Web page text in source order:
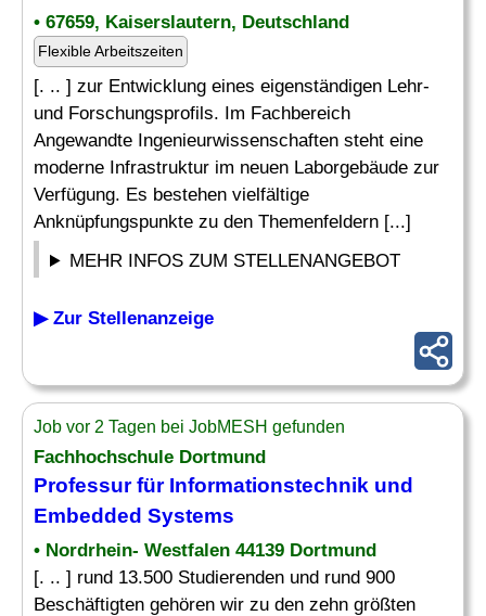
• 67659, Kaiserslautern, Deutschland
Flexible Arbeitszeiten
[. .. ] zur Entwicklung eines eigenständigen Lehr-
und Forschungsprofils. Im Fachbereich
Angewandte Ingenieurwissenschaften steht eine
moderne Infrastruktur im neuen Laborgebäude zur
Verfügung. Es bestehen vielfältige
Anknüpfungspunkte zu den Themenfeldern [...]
MEHR INFOS ZUM STELLENANGEBOT
▶ Zur Stellenanzeige
Job vor 2 Tagen bei JobMESH gefunden
Fachhochschule Dortmund
Professur für Informationstechnik und
Embedded Systems
• Nordrhein- Westfalen 44139 Dortmund
[. .. ] rund 13.500 Studierenden und rund 900
Beschäftigten gehören wir zu den zehn größten